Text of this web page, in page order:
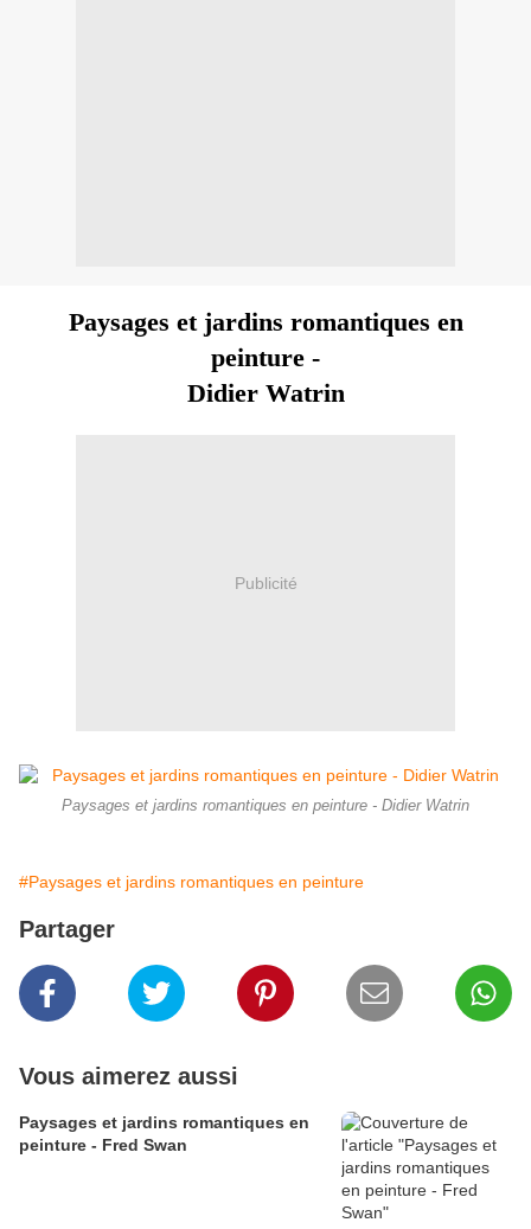
Paysages et jardins romantiques en
peinture -
Didier Watrin
Publicité
Paysages et jardins romantiques en peinture - Didier Watrin
#Paysages et jardins romantiques en peinture
Partager
Vous aimerez aussi
Paysages et jardins romantiques en
peinture - Fred Swan